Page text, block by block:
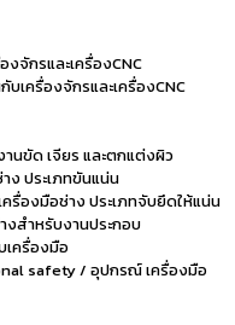
จักรและเครื่องCNC
เครื่องจักรและเครื่องCNC
นขัด เจียร และตกแต่งผิว
ง ประเภทขันแน่น
องมือช่าง ประเภทจับยึดให้แน่น
สำหรับงานประกอบ
เครื่องมือ
safety / อุปกรณ์ เครื่องมือ